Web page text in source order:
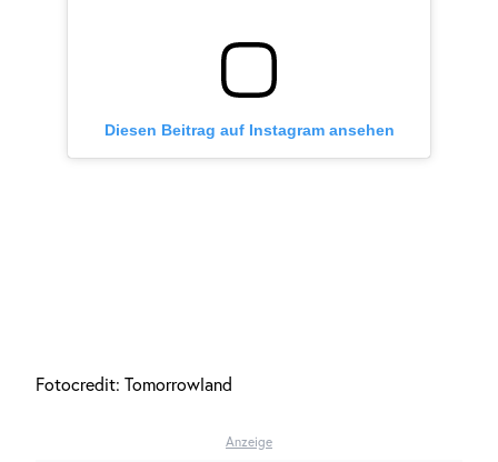
Diesen Beitrag auf Instagram ansehen
Fotocredit: Tomorrowland
Anzeige